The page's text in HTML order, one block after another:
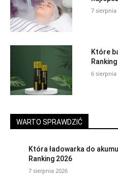
7 sierpnia
Które
6 sierpnia
WARTO SPRAWDZIĆ
Która ładowarka do
Ranking 2026
7 sierpnia 2026